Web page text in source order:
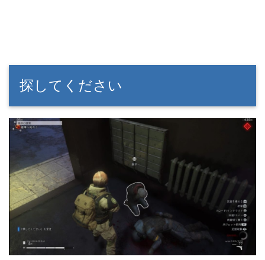
探してください